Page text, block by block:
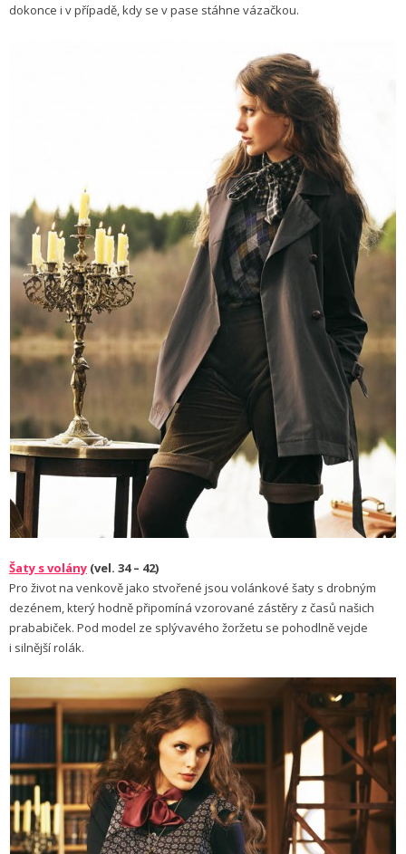
dokonce i v případě, kdy se v pase stáhne vázačkou.
Šaty s volány (vel. 34 – 42)
Pro život na venkově jako stvořené jsou volánkové šaty s drobným
dezénem, který hodně připomíná vzorované zástěry z časů našich
prababiček. Pod model ze splývavého žoržetu se pohodlně vejde
i silnější rolák.